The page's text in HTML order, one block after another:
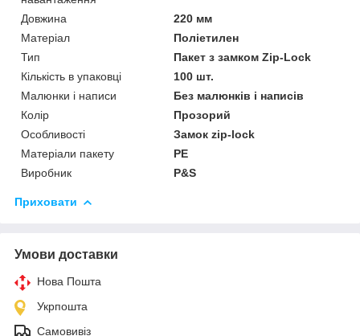
Довжина
220 мм
Матеріал
Поліетилен
Тип
Пакет з замком Zip-Lock
Кількість в упаковці
100 шт.
Малюнки і написи
Без малюнків і написів
Колір
Прозорий
Особливості
Замок zip-lock
Матеріали пакету
РЕ
Виробник
P&S
Приховати
Умови доставки
Нова Пошта
Укрпошта
Самовивіз